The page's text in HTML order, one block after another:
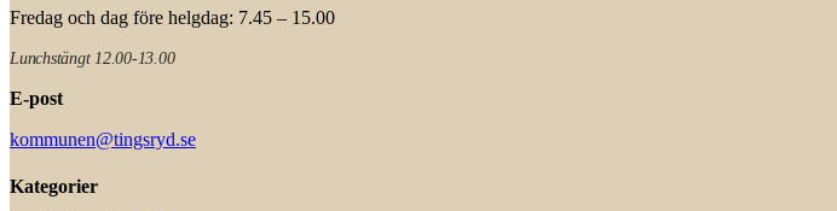
Fredag och dag före helgdag: 7.45 – 15.00
Lunchstängt 12.00-13.00
E-post
kommunen@tingsryd.se
Kategorier